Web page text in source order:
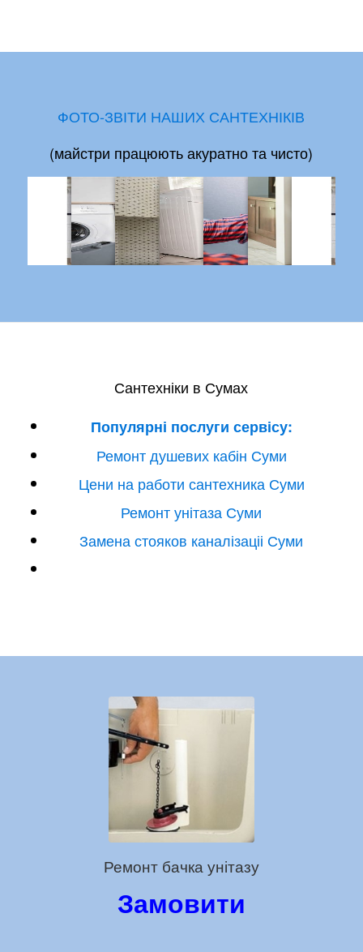
ФОТО-ЗВІТИ НАШИХ САНТЕХНІКІВ
(майстри працюють акуратно та чисто)
Сантехніки в Сумах
Популярні послуги сервісу:
Ремонт душевих кабін Суми
Цени на работи сантехника Суми
Ремонт унітаза Суми
Замена стояков каналізаціі Суми
Ремонт бачка унітазу
Замовити